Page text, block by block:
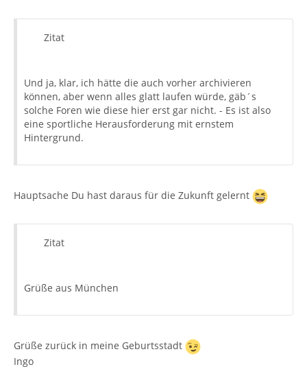
Zitat
Und ja, klar, ich hätte die auch vorher archivieren
können, aber wenn alles glatt laufen würde, gäb´s
solche Foren wie diese hier erst gar nicht. - Es ist also
eine sportliche Herausforderung mit ernstem
Hintergrund.
Hauptsache Du hast daraus für die Zukunft gelernt
Zitat
Grüße aus München
Grüße zurück in meine Geburtsstadt
Ingo